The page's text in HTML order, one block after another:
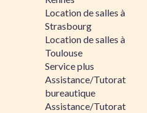
Location de salles à
Strasbourg
Location de salles à
Toulouse
Service plus
Assistance/Tutorat
bureautique
Assistance/Tutorat